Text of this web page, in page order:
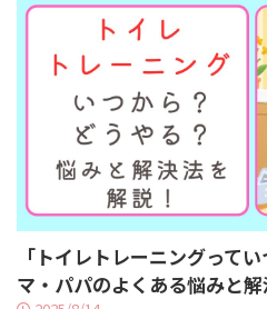
「トイレトレーニングって
マ・パパのよくある悩みと